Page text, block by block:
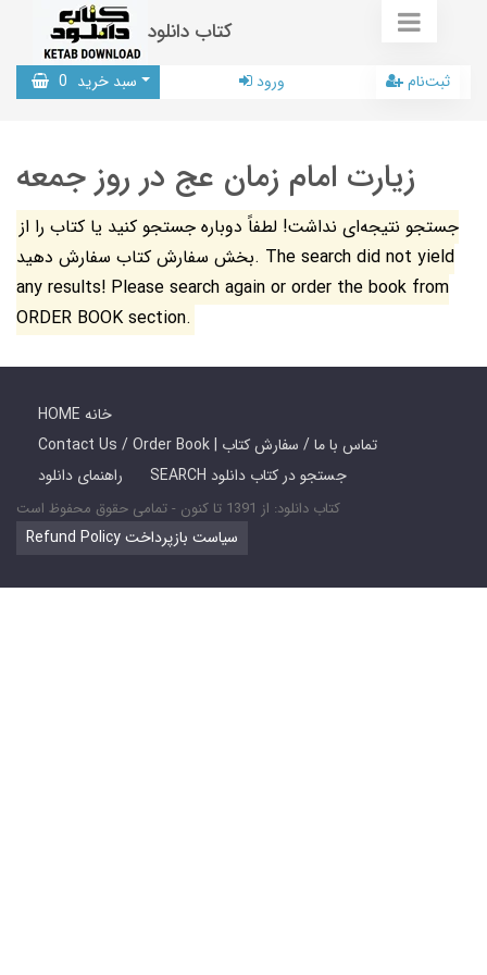
کتاب دانلود
سبد خرید 0 ورود ثبت‌نام
زیارت امام زمان عج در روز جمعه
جستجو نتیجه‌ای نداشت! لطفاً دوباره جستجو کنید یا کتاب را از
بخش سفارش کتاب سفارش دهید. The search did not yield
any results! Please search again or order the book from
ORDER BOOK section.
HOME خانه
Contact Us / Order Book | تماس با ما / سفارش کتاب
راهنمای دانلود
SEARCH جستجو در کتاب دانلود
کتاب دانلود: از 1391 تا کنون - تمامی حقوق محفوظ است
Refund Policy سیاست بازپرداخت